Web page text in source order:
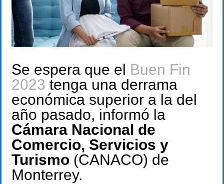
Se espera que el Buen Fin
2023 tenga una derrama
económica superior a la del
año pasado, informó la
Cámara Nacional de
Comercio, Servicios y
Turismo (CANACO) de
Monterrey.